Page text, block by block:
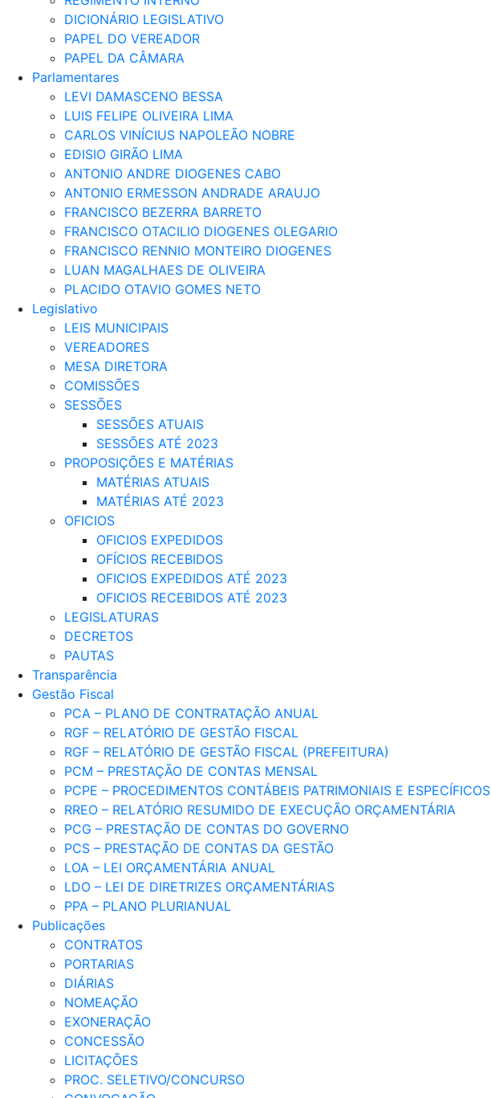
DICIONÁRIO LEGISLATIVO
PAPEL DO VEREADOR
PAPEL DA CÂMARA
Parlamentares
LEVI DAMASCENO BESSA
LUIS FELIPE OLIVEIRA LIMA
CARLOS VINÍCIUS NAPOLEÃO NOBRE
EDISIO GIRÃO LIMA
ANTONIO ANDRE DIOGENES CABO
ANTONIO ERMESSON ANDRADE ARAUJO
FRANCISCO BEZERRA BARRETO
FRANCISCO OTACILIO DIOGENES OLEGARIO
FRANCISCO RENNIO MONTEIRO DIOGENES
LUAN MAGALHAES DE OLIVEIRA
PLACIDO OTAVIO GOMES NETO
Legislativo
LEIS MUNICIPAIS
VEREADORES
MESA DIRETORA
COMISSÕES
SESSÕES
SESSÕES ATUAIS
SESSÕES ATÉ 2023
PROPOSIÇÕES E MATÉRIAS
MATÉRIAS ATUAIS
MATÉRIAS ATÉ 2023
OFICIOS
OFICIOS EXPEDIDOS
OFÍCIOS RECEBIDOS
OFICIOS EXPEDIDOS ATÉ 2023
OFICIOS RECEBIDOS ATÉ 2023
LEGISLATURAS
DECRETOS
PAUTAS
Transparência
Gestão Fiscal
PCA – PLANO DE CONTRATAÇÃO ANUAL
RGF – RELATÓRIO DE GESTÃO FISCAL
RGF – RELATÓRIO DE GESTÃO FISCAL (PREFEITURA)
PCM – PRESTAÇÃO DE CONTAS MENSAL
PCPE – PROCEDIMENTOS CONTÁBEIS PATRIMONIAIS E ESPECÍFICOS
RREO – RELATÓRIO RESUMIDO DE EXECUÇÃO ORÇAMENTÁRIA
PCG – PRESTAÇÃO DE CONTAS DO GOVERNO
PCS – PRESTAÇÃO DE CONTAS DA GESTÃO
LOA – LEI ORÇAMENTÁRIA ANUAL
LDO – LEI DE DIRETRIZES ORÇAMENTÁRIAS
PPA – PLANO PLURIANUAL
Publicações
CONTRATOS
PORTARIAS
DIÁRIAS
NOMEAÇÃO
EXONERAÇÃO
CONCESSÃO
LICITAÇÕES
PROC. SELETIVO/CONCURSO